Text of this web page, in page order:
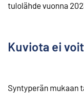
tulolähde vuonna
Kuviota ei
Syntyperän mukaan